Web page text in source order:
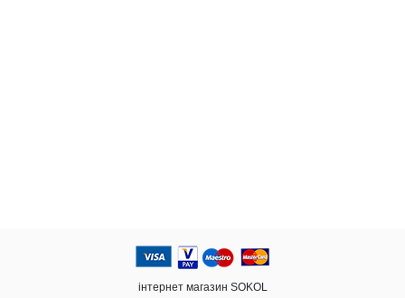
інтернет магазин SOKOL